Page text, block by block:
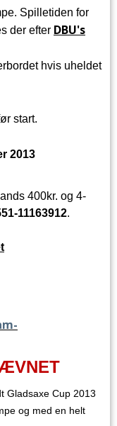
Spilletiden for
der efter DBU's
hvis uheldet
start.
2013
400kr. og 4-
11163912.
Gladsaxe Cup 2013
og med en helt